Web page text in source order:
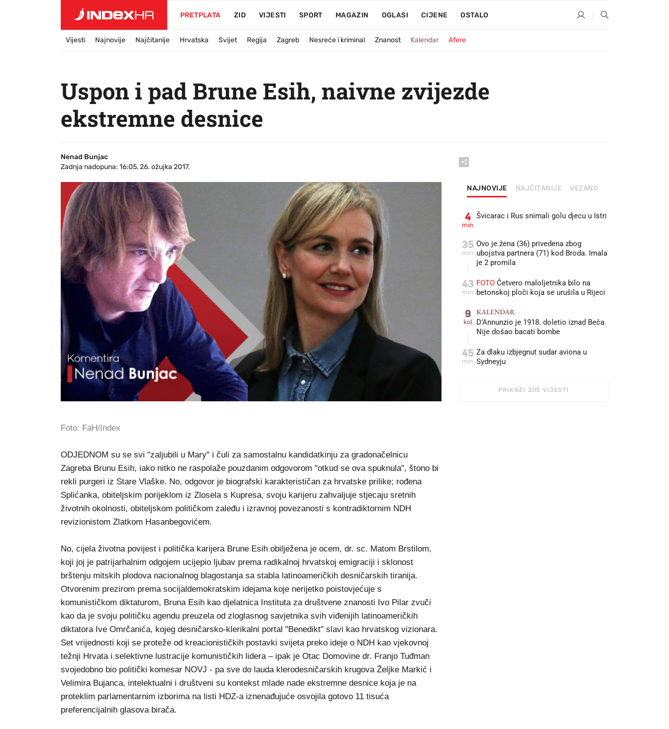
PRETPLATA ZID VIJESTI SPORT MAGAZIN OGLASI CIJENE OSTALO
Vijesti Najnovije Najčitanije Hrvatska Svijet Regija Zagreb Nesreće i kriminal Znanost Kalendar Afere
Uspon i pad Brune Esih, naivne zvijezde
ekstremne desnice
Nenad Bunjac
Zadnja nadopuna: 16:05, 26. ožujka 2017.
Foto: FaH/Index
ODJEDNOM su se svi "zaljubili u Mary" i čuli za samostalnu kandidatkinju za gradonačelnicu
Zagreba Brunu Esih, iako nitko ne raspolaže pouzdanim odgovorom "otkud se ova spuknula", štono bi
rekli purgeri iz Stare Vlaške. No, odgovor je biografski karakterističan za hrvatske prilike; rođena
Splićanka, obiteljskim porijeklom iz Zlosela s Kupresa, svoju karijeru zahvaljuje stjecaju sretnih
životnih okolnosti, obiteljskom političkom zaleđu i izravnoj povezanosti s kontradiktornim NDH
revizionistom Zlatkom Hasanbegovićem.
No, cijela životna povijest i politička karijera Brune Esih obilježena je ocem, dr. sc. Matom Brstilom,
koji joj je patrijarhalnim odgojem ucijepio ljubav prema radikalnoj hrvatskoj emigraciji i sklonost
brštenju mitskih plodova nacionalnog blagostanja sa stabla latinoameričkih desničarskih tiranija.
Otvorenim prezirom prema socijaldemokratskim idejama koje nerijetko poistovjećuje s
komunističkom diktaturom, Bruna Esih kao djelatnica Instituta za društvene znanosti Ivo Pilar zvuči
kao da je svoju političku agendu preuzela od zloglasnog savjetnika svih viđenijih latinoameričkih
diktatora Ive Omrčanića, kojeg desničarsko-klerikalni portal "Benedikt" slavi kao hrvatskog vizionara.
Set vrijednosti koji se proteže od kreacionističkih postavki svijeta preko ideje o NDH kao vjekovnoj
težnji Hrvata i selektivne lustracije komunističkih lidera – ipak je Otac Domovine dr. Franjo Tuđman
svojedobno bio politički komesar NOVJ - pa sve do lauda klerodesničarskih krugova Željke Markić i
Velimira Bujanca, intelektualni i društveni su kontekst mlade nade ekstremne desnice koja je na
proteklim parlamentarnim izborima na listi HDZ-a iznenađujuće osvojila gotovo 11 tisuća
preferencijalnih glasova birača.
NAJNOVIJE NAJČITANIJE VEZANO
4
min
Švicarac i Rus snimali golu djecu u Istri
35
min
Ovo je žena (36) privedena zbog
ubojstva partnera (71) kod Broda. Imala
je 2 promila
43
min
FOTO Četvero maloljetnika bilo na
betonskoj ploči koja se urušila u Rijeci
9
kol
KALENDAR
D’Annunzio je 1918. doletio iznad Beča.
Nije došao bacati bombe
45
min
Za dlaku izbjegnut sudar aviona u
Sydneyju
PRIKAŽI JOŠ VIJESTI